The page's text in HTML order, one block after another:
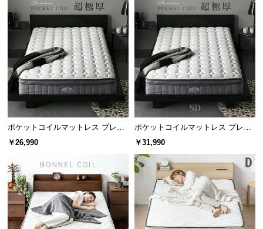
業
情
コイル数の比較
コイルが少ない コイルが多い
✖ フィットしにくい
体に沿いにくく揺れが大きい
〇 フィットしやすい
体に細かく沿い寝姿勢が安定
ポケットコイルマットレス プレミ
アム 超極厚 厚さ25cm S/SD/D
￥26,990
ポケットコイルマットレス プレミ
アム 超極厚 厚さ25cm SD
￥31,990